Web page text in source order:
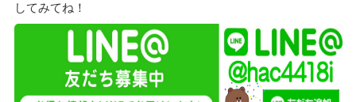
してみてね！